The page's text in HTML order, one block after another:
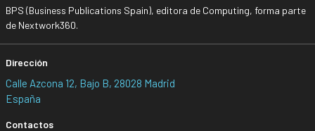
BPS (Business Publications Spain), editora de Computing, forma parte
de Nextwork360.
Dirección
Calle Azcona 12, Bajo B, 28028 Madrid
España
Contactos